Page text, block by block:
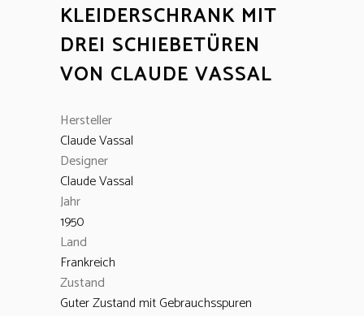
KLEIDERSCHRANK MIT
DREI SCHIEBETÜREN
VON CLAUDE VASSAL
Hersteller
Claude Vassal
Designer
Claude Vassal
Jahr
1950
Land
Frankreich
Zustand
Guter Zustand mit Gebrauchsspuren